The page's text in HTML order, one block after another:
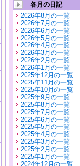
各月の日記
2026年8月の一覧
2026年7月の一覧
2026年6月の一覧
2026年5月の一覧
2026年4月の一覧
2026年3月の一覧
2026年2月の一覧
2026年1月の一覧
2025年12月の一覧
2025年11月の一覧
2025年10月の一覧
2025年9月の一覧
2025年8月の一覧
2025年7月の一覧
2025年6月の一覧
2025年5月の一覧
2025年4月の一覧
2025年3月の一覧
2025年2月の一覧
2025年1月の一覧
2024年12月の一覧